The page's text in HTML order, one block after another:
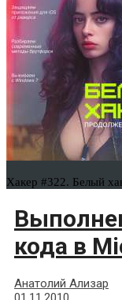
Хакер #322. Белый
кода в
Анатолий Ализар